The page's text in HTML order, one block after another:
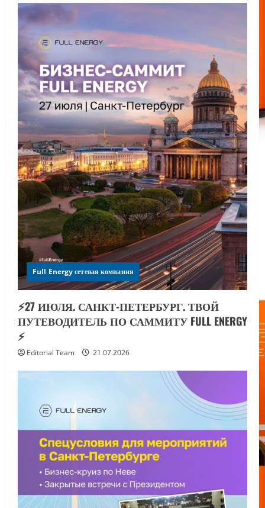
Full Energy сетевая компания
⚡️27 ИЮЛЯ. САНКТ-ПЕТЕРБУРГ. ТВОЙ
ПУТЕВОДИТЕЛЬ ПО САММИТУ FULL ENERGY
⚡️
Editorial Team 21.07.2026